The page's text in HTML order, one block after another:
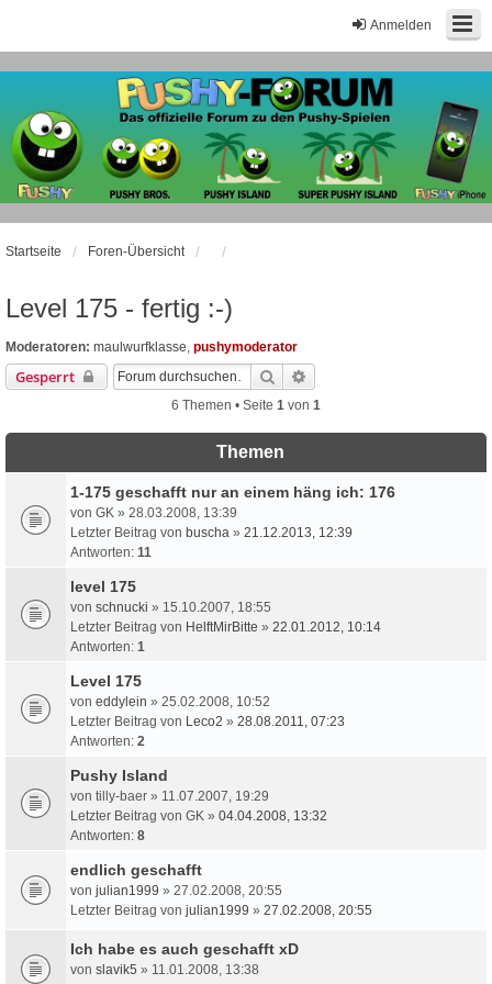
Anmelden
Startseite Foren-Übersicht
Level 175 - fertig :-)
Moderatoren: maulwurfklasse, pushymoderator
Gesperrt Suche
6 Themen • Seite 1 von 1
Themen
1-175 geschafft nur an einem häng ich: 176
von GK » 28.03.2008, 13:39
Letzter Beitrag von buscha » 21.12.2013, 12:39
Antworten: 11
level 175
von schnucki » 15.10.2007, 18:55
Letzter Beitrag von HelftMirBitte » 22.01.2012, 10:14
Antworten: 1
Level 175
von eddylein » 25.02.2008, 10:52
Letzter Beitrag von Leco2 » 28.08.2011, 07:23
Antworten: 2
Pushy Island
von tilly-baer » 11.07.2007, 19:29
Letzter Beitrag von GK » 04.04.2008, 13:32
Antworten: 8
endlich geschafft
von julian1999 » 27.02.2008, 20:55
Letzter Beitrag von julian1999 » 27.02.2008, 20:55
Ich habe es auch geschafft xD
von slavik5 » 11.01.2008, 13:38